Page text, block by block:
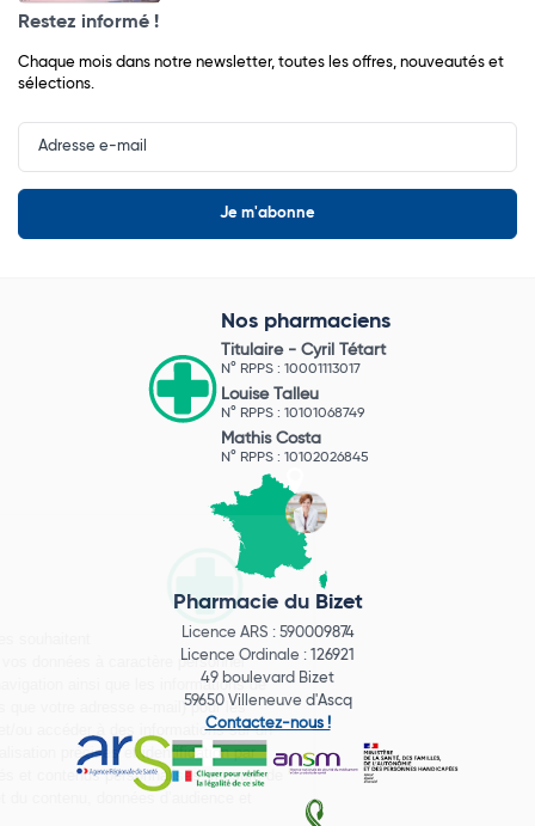
Restez informé !
Chaque mois dans notre newsletter, toutes les offres, nouveautés et
sélections.
Input
Newsletter
Nos pharmaciens
Titulaire - Cyril Tétart
N° RPPS : 10001113017
Louise Talleu
N° RPPS : 10101068749
Mathis Costa
N° RPPS : 10102026845
Pharmacie du Bizet
Licence ARS : 590009874
Licence Ordinale : 126921
49 boulevard Bizet
59650 Villeneuve d'Ascq
Contactez-nous !